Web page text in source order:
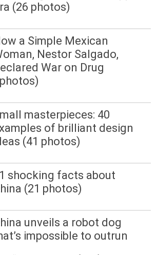
(26 photos)
a Simple Mexican
Nestor Salgado,
War on Drug
masterpieces: 40
of brilliant design
(41 photos)
shocking facts about
(21 photos)
unveils a robot dog
impossible to outrun